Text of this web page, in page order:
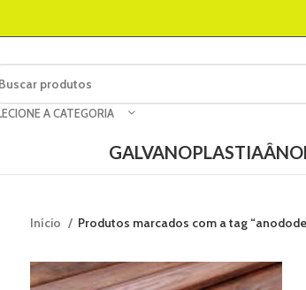
A CATEGORIA
GALVANOPLASTIA
Início Produtos marcados com a tag